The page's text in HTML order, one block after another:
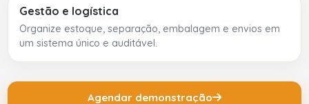
Gestão e logística
Organize estoque, separação, embalagem e envios em
um sistema único e auditável.
Agendar demonstração